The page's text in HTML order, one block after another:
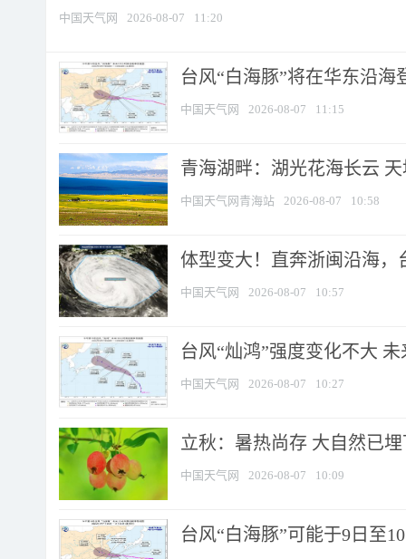
中国天气网 2026-08-07 11:20
台风“白海豚”将在华东沿
中国天气网 2026-08-07 11:15
青海湖畔：湖光花海长云
中国天气网青海站 2026-08-07 10:58
体型变大！直奔浙闽沿海，
中国天气网 2026-08-07 10:57
台风“灿鸿”强度变化不大
中国天气网 2026-08-07 10:27
立秋：暑热尚存 大自然已
中国天气网 2026-08-07 10:09
台风“白海豚”可能于9日至